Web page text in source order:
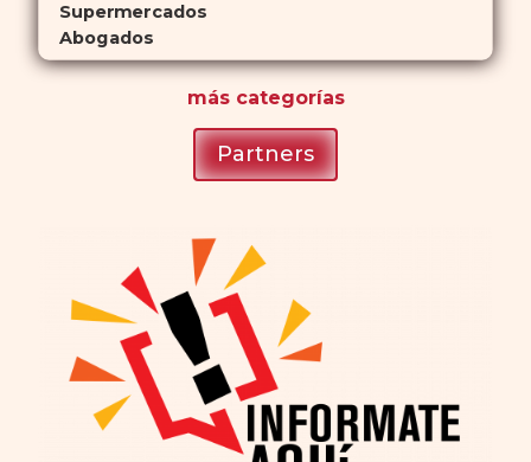
Supermercados
Abogados
máscategorías
Partners